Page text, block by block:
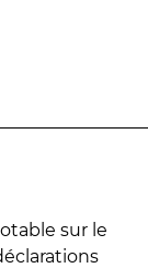
sur le